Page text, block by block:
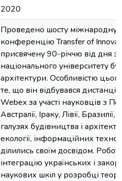
2020
Проведено шосту міжнародну
конференцію Transfer of
присвячену 90-річчю від дня
національного університету
архітектури. Особливістю
те, що він відбувався
Webex за участі науковців з
Австралії, Іраку, Лівії,
галузях будівництва і
екології, інформаційних
ділились своїм досвідом.
інтеграцію українських і
наукових шкіл у розробці